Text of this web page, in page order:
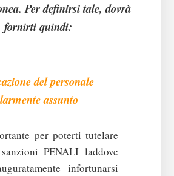
Per definirsi tale, dovrà
fornirti quindi:
del personale
assunto
per poterti tutelare
PENALI laddove
infortunarsi